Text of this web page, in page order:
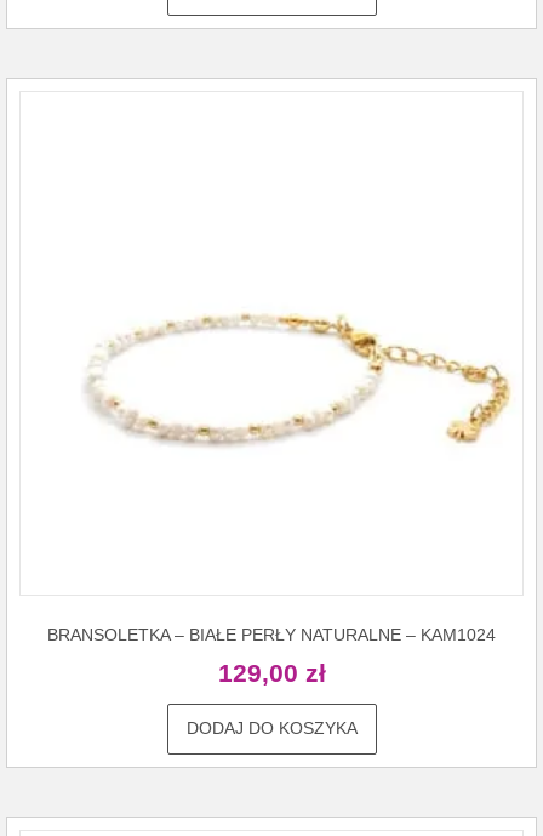
BRANSOLETKA – BIAŁE PERŁY NATURALNE – KAM1024
129,00 zł
DODAJ DO KOSZYKA